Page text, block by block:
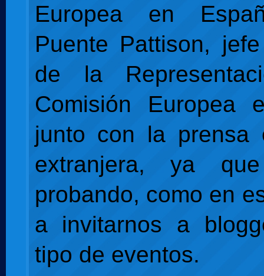
Europea en
Puente Pattison,
de la
Comisión Europea
junto con la prensa
extranjera, ya
probando, como en
a invitarnos a
tipo de eventos.